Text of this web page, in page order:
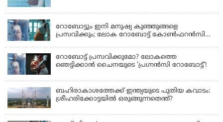
റോബോട്ടും ഇനി മനുഷ്യ കുഞ്ഞുങ്ങളെ
പ്രസവിക്കും; ലോക റോബോട്ട് കോണ്‍ഫറന്‍സില്‍
റോബോട്ട് പ്രസവിക്കുമോ? ലോകത്തെ
ഞെട്ടിക്കാൻ ചൈനയുടെ 'പ്രഗ്നൻസി റോബോട്ട്'!
ബഹിരാകാശത്തേക്ക് ഇന്ത്യയുടെ പുതിയ കവാടം:
ശ്രീഹരിക്കോട്ടയിൽ ഒരുങ്ങുന്നതെന്ത്?